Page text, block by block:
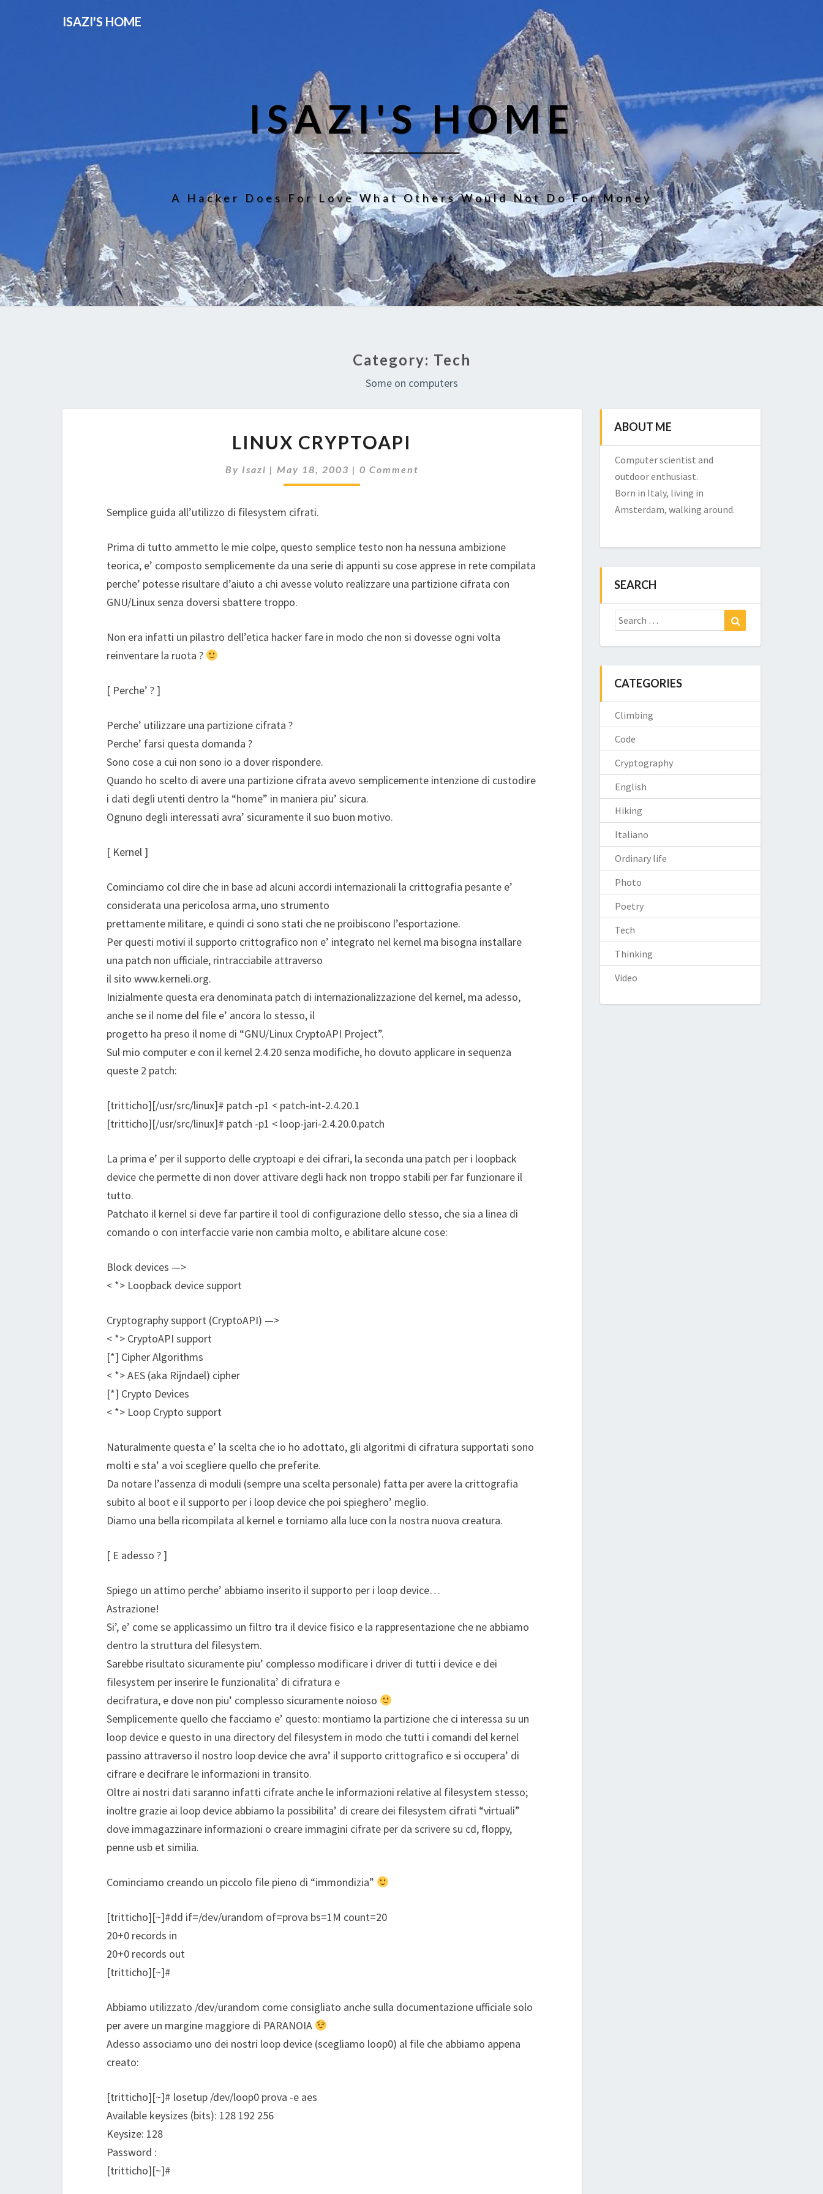
ISAZI'S HOME
ISAZI'S HOME
A Hacker Does For Love What Others Would Not Do For Money
Category: Tech
Some on computers
CRYPTOAPI
LINUX CRYPTOAPI
By Isazi | May 18, 2003 | Comments
0 Comment
Semplice guida all’utilizzo di filesystem cifrati.
Prima di tutto ammetto le mie colpe, questo semplice testo non ha nessuna ambizione
teorica, e’ composto semplicemente da una serie di appunti su cose apprese in rete compilata
perche’ potesse risultare d’aiuto a chi avesse voluto realizzare una partizione cifrata con
GNU/Linux senza doversi sbattere troppo.
Non era infatti un pilastro dell’etica hacker fare in modo che non si dovesse ogni volta
reinventare la ruota ?
[ Perche’ ? ]
Perche’ utilizzare una partizione cifrata ?
Perche’ farsi questa domanda ?
Sono cose a cui non sono io a dover rispondere.
Quando ho scelto di avere una partizione cifrata avevo semplicemente intenzione di custodire
i dati degli utenti dentro la “home” in maniera piu’ sicura.
Ognuno degli interessati avra’ sicuramente il suo buon motivo.
[ Kernel ]
Cominciamo col dire che in base ad alcuni accordi internazionali la crittografia pesante e’
considerata una pericolosa arma, uno strumento
prettamente militare, e quindi ci sono stati che ne proibiscono l’esportazione.
Per questi motivi il supporto crittografico non e’ integrato nel kernel ma bisogna installare
una patch non ufficiale, rintracciabile attraverso
il sito www.kerneli.org.
Inizialmente questa era denominata patch di internazionalizzazione del kernel, ma adesso,
anche se il nome del file e’ ancora lo stesso, il
progetto ha preso il nome di “GNU/Linux CryptoAPI Project”.
Sul mio computer e con il kernel 2.4.20 senza modifiche, ho dovuto applicare in sequenza
queste 2 patch:
[tritticho][/usr/src/linux]# patch -p1 < patch-int-2.4.20.1
[tritticho][/usr/src/linux]# patch -p1 < loop-jari-2.4.20.0.patch
La prima e’ per il supporto delle cryptoapi e dei cifrari, la seconda una patch per i loopback
device che permette di non dover attivare degli hack non troppo stabili per far funzionare il
tutto.
Patchato il kernel si deve far partire il tool di configurazione dello stesso, che sia a linea di
comando o con interfaccie varie non cambia molto, e abilitare alcune cose:
Block devices —>
< *> Loopback device support
Cryptography support (CryptoAPI) —>
< *> CryptoAPI support
[*] Cipher Algorithms
< *> AES (aka Rijndael) cipher
[*] Crypto Devices
< *> Loop Crypto support
Naturalmente questa e’ la scelta che io ho adottato, gli algoritmi di cifratura supportati sono
molti e sta’ a voi scegliere quello che preferite.
Da notare l’assenza di moduli (sempre una scelta personale) fatta per avere la crittografia
subito al boot e il supporto per i loop device che poi spieghero’ meglio.
Diamo una bella ricompilata al kernel e torniamo alla luce con la nostra nuova creatura.
[ E adesso ? ]
Spiego un attimo perche’ abbiamo inserito il supporto per i loop device…
Astrazione!
Si’, e’ come se applicassimo un filtro tra il device fisico e la rappresentazione che ne abbiamo
dentro la struttura del filesystem.
Sarebbe risultato sicuramente piu’ complesso modificare i driver di tutti i device e dei
filesystem per inserire le funzionalita’ di cifratura e
decifratura, e dove non piu’ complesso sicuramente noioso
Semplicemente quello che facciamo e’ questo: montiamo la partizione che ci interessa su un
loop device e questo in una directory del filesystem in modo che tutti i comandi del kernel
passino attraverso il nostro loop device che avra’ il supporto crittografico e si occupera’ di
cifrare e decifrare le informazioni in transito.
Oltre ai nostri dati saranno infatti cifrate anche le informazioni relative al filesystem stesso;
inoltre grazie ai loop device abbiamo la possibilita’ di creare dei filesystem cifrati “virtuali”
dove immagazzinare informazioni o creare immagini cifrate per da scrivere su cd, floppy,
penne usb et similia.
Cominciamo creando un piccolo file pieno di “immondizia”
[tritticho][~]#dd if=/dev/urandom of=prova bs=1M count=20
20+0 records in
20+0 records out
[tritticho][~]#
Abbiamo utilizzato /dev/urandom come consigliato anche sulla documentazione ufficiale solo
per avere un margine maggiore di PARANOIA
Adesso associamo uno dei nostri loop device (scegliamo loop0) al file che abbiamo appena
creato:
[tritticho][~]# losetup /dev/loop0 prova -e aes
Available keysizes (bits): 128 192 256
Keysize: 128
Password :
[tritticho][~]#
ABOUT ME
Computer scientist and
outdoor enthusiast.
Born in Italy, living in
Amsterdam, walking around.
SEARCH
Search
for:
CATEGORIES
Climbing
Code
Cryptography
English
Hiking
Italiano
Ordinary life
Photo
Poetry
Tech
Thinking
Video